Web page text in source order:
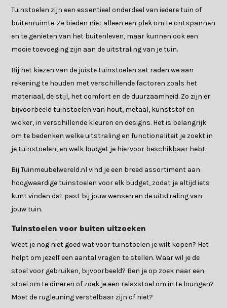
Tuinstoelen zijn een essentieel onderdeel van iedere tuin of
buitenruimte. Ze bieden niet alleen een plek om te ontspannen
en te genieten van het buitenleven, maar kunnen ook een
mooie toevoeging zijn aan de uitstraling van je tuin.
Bij het kiezen van de juiste tuinstoelen set raden we aan
rekening te houden met verschillende factoren zoals het
materiaal, de stijl, het comfort en de duurzaamheid. Zo zijn er
bijvoorbeeld tuinstoelen van hout, metaal, kunststof en
wicker, in verschillende kleuren en designs. Het is belangrijk
om te bedenken welke uitstraling en functionaliteit je zoekt in
je tuinstoelen, en welk budget je hiervoor beschikbaar hebt.
Bij Tuinmeubelwereld.nl vind je een breed assortiment aan
hoogwaardige tuinstoelen voor elk budget, zodat je altijd iets
kunt vinden dat past bij jouw wensen en de uitstraling van
jouw tuin.
Tuinstoelen voor buiten uitzoeken
Weet je nog niet goed wat voor tuinstoelen je wilt kopen? Het
helpt om jezelf een aantal vragen te stellen. Waar wil je de
stoel voor gebruiken, bijvoorbeeld? Ben je op zoek naar een
stoel om te dineren of zoek je een relaxstoel om in te loungen?
Moet de rugleuning verstelbaar zijn of niet?